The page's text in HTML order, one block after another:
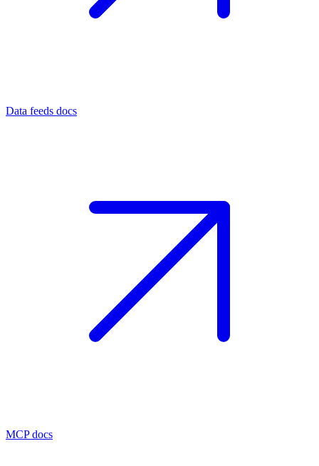
Data feeds docs
MCP docs